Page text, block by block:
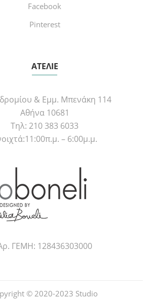
Facebook
Pinterest
ΑΤΕΛΙΕ
& Εμμ. Μπενάκη 114
Αθήνα 10681
Τηλ: 210 383 6033
– 6:00μ.μ.
ΓΕΜΗ: 128436303000
© 2020-2023 Studio